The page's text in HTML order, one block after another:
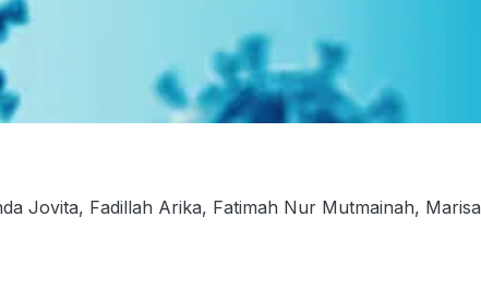
Jovita, Fadillah Arika, Fatimah Nur Mutmainah, Marisa